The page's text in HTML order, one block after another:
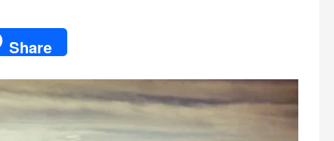
Share